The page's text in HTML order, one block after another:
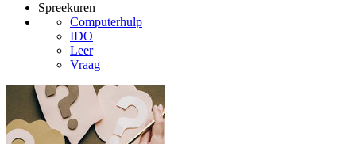
Spreekuren
Computerhulp
IDO
Leer
Vraag